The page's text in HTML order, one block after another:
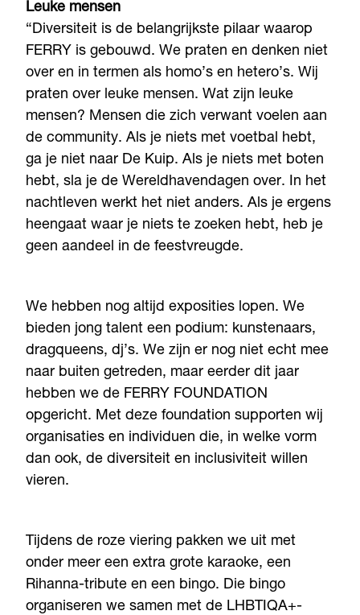
Leuke mensen
“Diversiteit is de belangrijkste pilaar waarop
FERRY is gebouwd. We praten en denken niet
over en in termen als homo’s en hetero’s. Wij
praten over leuke mensen. Wat zijn leuke
mensen? Mensen die zich verwant voelen aan
de community. Als je niets met voetbal hebt,
ga je niet naar De Kuip. Als je niets met boten
hebt, sla je de Wereldhavendagen over. In het
nachtleven werkt het niet anders. Als je ergens
heengaat waar je niets te zoeken hebt, heb je
geen aandeel in de feestvreugde.
We hebben nog altijd exposities lopen. We
bieden jong talent een podium: kunstenaars,
dragqueens, dj’s. We zijn er nog niet echt mee
naar buiten getreden, maar eerder dit jaar
hebben we de FERRY FOUNDATION
opgericht. Met deze foundation supporten wij
organisaties en individuen die, in welke vorm
dan ook, de diversiteit en inclusiviteit willen
vieren.
Tijdens de roze viering pakken we uit met
onder meer een extra grote karaoke, een
Rihanna-tribute en een bingo. Die bingo
organiseren we samen met de LHBTIQA+-